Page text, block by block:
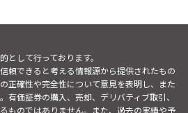
として行っております。
頼できると考える情報源から提供されたもの
正確性や完全性について意見を表明し、また
有価証券の購入、売却、デリバティブ取引、
ものではありません。また、過去の実績や予